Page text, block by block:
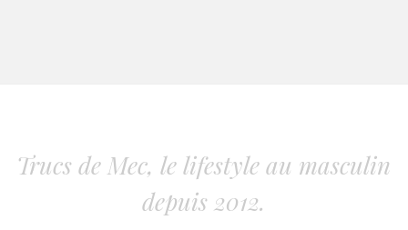
Trucs de Mec, le lifestyle au masculin
depuis 2012.